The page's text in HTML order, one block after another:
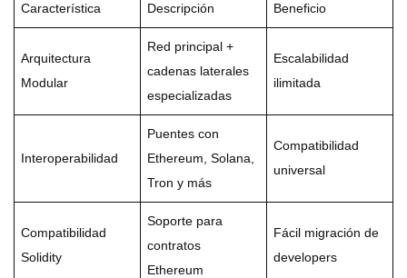
Característica Descripción Beneficio
Arquitectura
Modular
Red principal +
cadenas laterales
especializadas
Escalabilidad
ilimitada
Interoperabilidad
Puentes con
Ethereum, Solana,
Tron y más
Compatibilidad
universal
Compatibilidad
Solidity
Soporte para
contratos
Ethereum
Fácil migración de
developers